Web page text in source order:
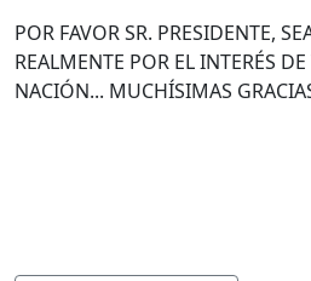
POR FAVOR SR. PRESIDENTE,
REALMENTE POR EL INTERÉS
NACIÓN... MUCHÍSIMAS